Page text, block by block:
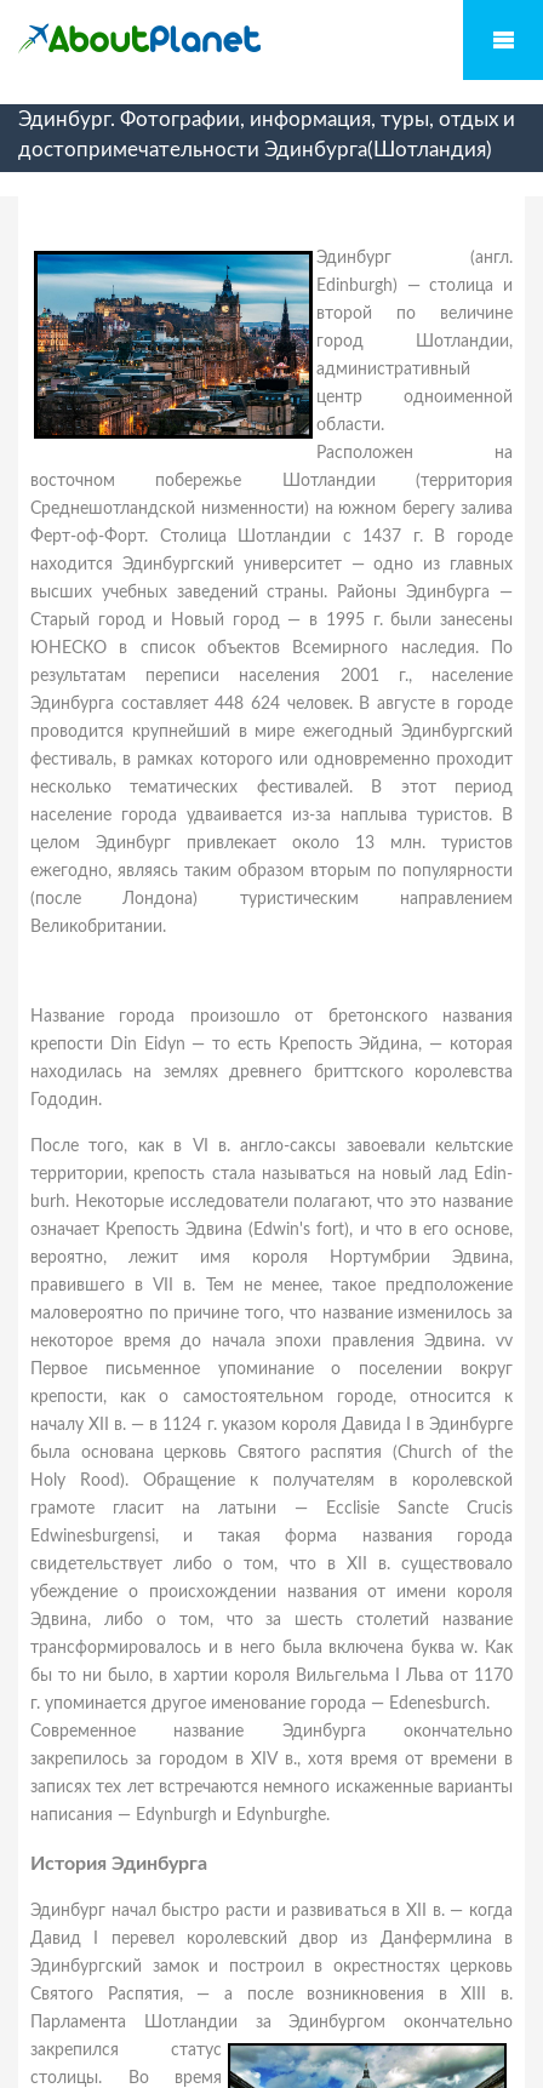
Эдинбург. Фотографии, информация, туры, отдых и
достопримечательности Эдинбурга(Шотландия)
Эдинбург (англ.
Edinburgh) — столица и
второй по величине
город Шотландии,
административный
центр одноименной
области.
Расположен на
восточном побережье Шотландии (территория
Среднешотландской низменности) на южном берегу залива
Ферт-оф-Форт. Столица Шотландии с 1437 г. В городе
находится Эдинбургский университет — одно из главных
высших учебных заведений страны. Районы Эдинбурга —
Старый город и Новый город — в 1995 г. были занесены
ЮНЕСКО в список объектов Всемирного наследия. По
результатам переписи населения 2001 г., население
Эдинбурга составляет 448 624 человек. В августе в городе
проводится крупнейший в мире ежегодный Эдинбургский
фестиваль, в рамках которого или одновременно проходит
несколько тематических фестивалей. В этот период
население города удваивается из-за наплыва туристов. В
целом Эдинбург привлекает около 13 млн. туристов
ежегодно, являясь таким образом вторым по популярности
(после Лондона) туристическим направлением
Великобритании.
Название города произошло от бретонского названия
крепости Din Eidyn — то есть Крепость Эйдина, — которая
находилась на землях древнего бриттского королевства
Гододин.
После того, как в VI в. англо-саксы завоевали кельтские
территории, крепость стала называться на новый лад Edin-
burh. Некоторые исследователи полагают, что это название
означает Крепость Эдвина (Edwin's fort), и что в его основе,
вероятно, лежит имя короля Нортумбрии Эдвина,
правившего в VII в. Тем не менее, такое предположение
маловероятно по причине того, что название изменилось за
некоторое время до начала эпохи правления Эдвина. vv
Первое письменное упоминание о поселении вокруг
крепости, как о самостоятельном городе, относится к
началу XII в. — в 1124 г. указом короля Давида I в Эдинбурге
была основана церковь Святого распятия (Church of the
Holy Rood). Обращение к получателям в королевской
грамоте гласит на латыни — Ecclisie Sancte Crucis
Edwinesburgensi, и такая форма названия города
свидетельствует либо о том, что в XII в. существовало
убеждение о происхождении названия от имени короля
Эдвина, либо о том, что за шесть столетий название
трансформировалось и в него была включена буква w. Как
бы то ни было, в хартии короля Вильгельма I Льва от 1170
г. упоминается другое именование города — Edenesburch.
Современное название Эдинбурга окончательно
закрепилось за городом в XIV в., хотя время от времени в
записях тех лет встречаются немного искаженные варианты
написания — Edynburgh и Edynburghe.
История Эдинбурга
Эдинбург начал быстро расти и развиваться в XII в. — когда
Давид I перевел королевский двор из Данфермлина в
Эдинбургский замок и построил в окрестностях церковь
Святого Распятия, — а после возникновения в XIII в.
Парламента Шотландии за Эдинбургом окончательно
закрепился статус
столицы. Во время